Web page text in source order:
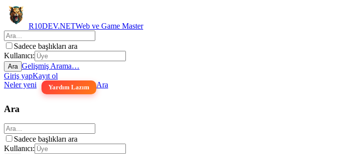
R10DEV.NETWeb ve Game Master
Sadece başlıkları ara
Kullanıcı:
Ara Gelişmiş Arama…
Giriş yapKayıt ol
Neler yeni
Yardım Lazım Ara
Ara
Sadece başlıkları ara
Kullanıcı: